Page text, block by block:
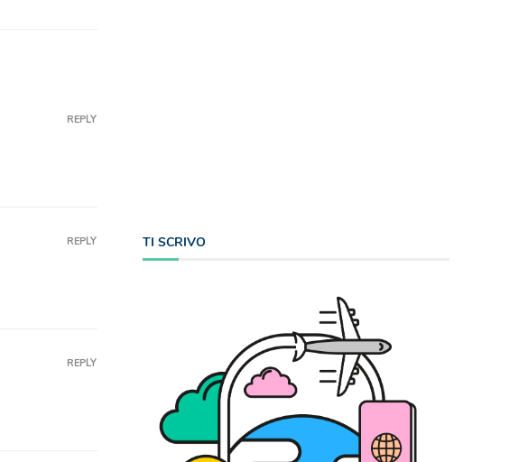
REPLY
REPLY
REPLY
TI SCRIVO